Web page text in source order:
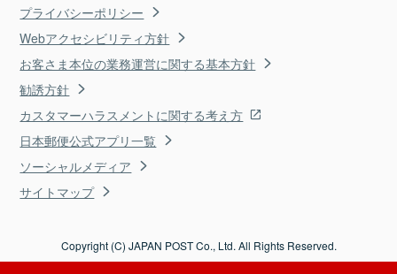
プライバシーポリシー
Webアクセシビリティ方針
お客さま本位の業務運営に関する基本方針
勧誘方針
カスタマーハラスメントに関する考え方
日本郵便公式アプリ一覧
ソーシャルメディア
サイトマップ
Copyright (C) JAPAN POST Co., Ltd. All Rights Reserved.